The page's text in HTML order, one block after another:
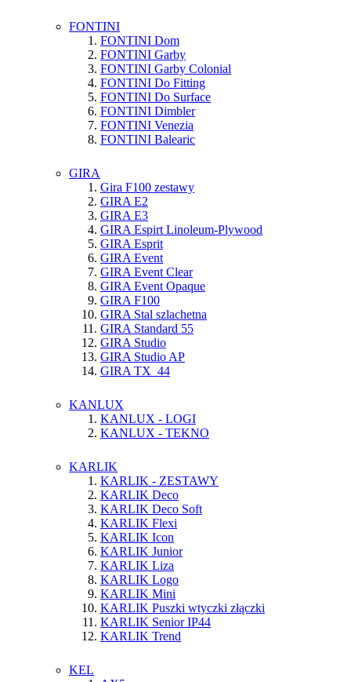
FONTINI
FONTINI Dom
FONTINI Garby
FONTINI Garby Colonial
FONTINI Do Fitting
FONTINI Do Surface
FONTINI Dimbler
FONTINI Venezia
FONTINI Balearic
GIRA
Gira F100 zestawy
GIRA E2
GIRA E3
GIRA Espirt Linoleum-Plywood
GIRA Esprit
GIRA Event
GIRA Event Clear
GIRA Event Opaque
GIRA F100
GIRA Stal szlachetna
GIRA Standard 55
GIRA Studio
GIRA Studio AP
GIRA TX_44
KANLUX
KANLUX - LOGI
KANLUX - TEKNO
KARLIK
KARLIK - ZESTAWY
KARLIK Deco
KARLIK Deco Soft
KARLIK Flexi
KARLIK Icon
KARLIK Junior
KARLIK Liza
KARLIK Logo
KARLIK Mini
KARLIK Puszki wtyczki złączki
KARLIK Senior IP44
KARLIK Trend
KEL